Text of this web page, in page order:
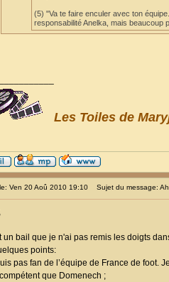
(5) "Va te faire enculer avec ton
responsabilité Anelka, mais beaucoup
Les Toiles de
Ven 20 Aoû 2010 19:10 Sujet du message:
un bail que je n'ai pas remis les doigts
points:
pas fan de l’équipe de France de foot.
que Domenech ;